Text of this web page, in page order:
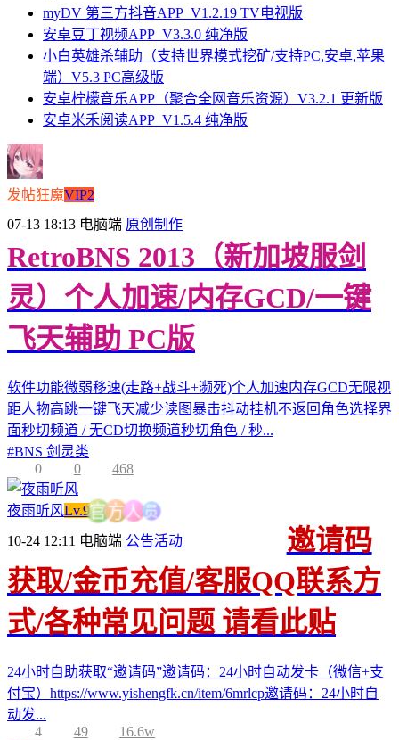
myDV 第三方抖音APP_V1.2.19 TV电视版
安卓豆丁视频APP_V3.3.0 纯净版
小白英雄杀辅助（支持世界模式挖矿/支持PC,安卓,苹果
端）V5.3 PC高级版
安卓柠檬音乐APP（聚合全网音乐资源）V3.2.1 更新版
安卓米禾阅读APP_V1.5.4 纯净版
发帖狂魔VIP2
07-13 18:13 电脑端 原创制作
RetroBNS 2013（新加坡服剑
灵）个人加速/内存GCD/一键
飞天辅助 PC版
软件功能微弱移速(走路+战斗+濒死)个人加速内存GCD无限视
距人物高跳一键飞天减少读图暴击抖动挂机不返回角色选择界
面秒切频道 / 无CD切换频道秒切角色 / 秒...
#BNS 剑灵类
0
0 468
夜雨听风Lv.9官 方 人员
10-24 12:11 电脑端 公告活动
邀请码
获取/金币充值/客服QQ联系方
式/各种常见问题 请看此贴
24小时自助获取“邀请码”邀请码：24小时自动发卡（微信+支
付宝）https://www.yishengfk.cn/item/6mrlcp邀请码：24小时自
动发...
4
49 16.6w